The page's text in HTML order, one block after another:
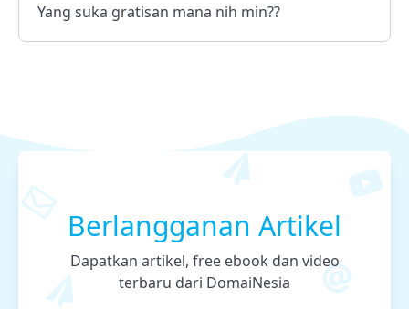
Yang suka gratisan mana nih min??
Berlangganan Artikel
Dapatkan artikel, free ebook dan video
terbaru dari DomaiNesia